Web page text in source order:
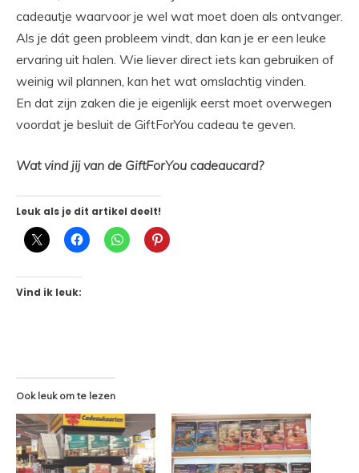
cadeautje waarvoor je wel wat moet doen als ontvanger.
Als je dát geen probleem vindt, dan kan je er een leuke
ervaring uit halen. Wie liever direct iets kan gebruiken of
weinig wil plannen, kan het wat omslachtig vinden.
En dat zijn zaken die je eigenlijk eerst moet overwegen
voordat je besluit de GiftForYou cadeau te geven.
Wat vind jij van de GiftForYou cadeaucard?
Leuk als je dit artikel deelt!
Vind ik leuk:
Ook leuk om te lezen